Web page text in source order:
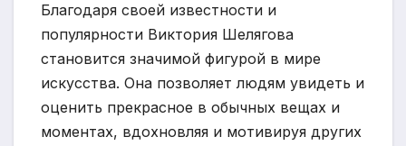
Благодаря своей известности и
популярности Виктория Шелягова
становится значимой фигурой в мире
искусства. Она позволяет людям увидеть и
оценить прекрасное в обычных вещах и
моментах, вдохновляя и мотивируя других